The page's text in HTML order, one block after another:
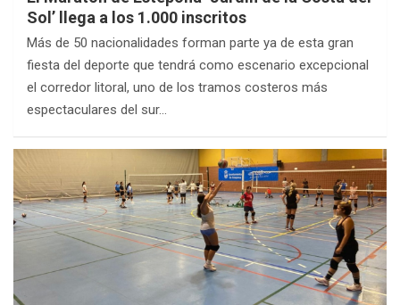
Sol’ llega a los 1.000 inscritos
Más de 50 nacionalidades forman parte ya de esta gran
fiesta del deporte que tendrá como escenario excepcional
el corredor litoral, uno de los tramos costeros más
espectaculares del sur…